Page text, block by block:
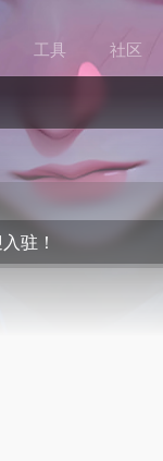
工具 社区
驻！